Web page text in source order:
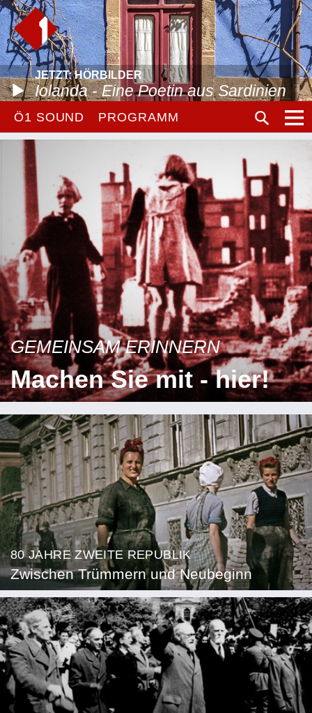
JETZT: HÖRBILDER
Iolanda - Eine Poetin aus Sardinien
Ö1 SOUND PROGRAMM
GEMEINSAM ERINNERN
Machen Sie mit - hier!
80 JAHRE ZWEITE REPUBLIK
Zwischen Trümmern und Neubeginn